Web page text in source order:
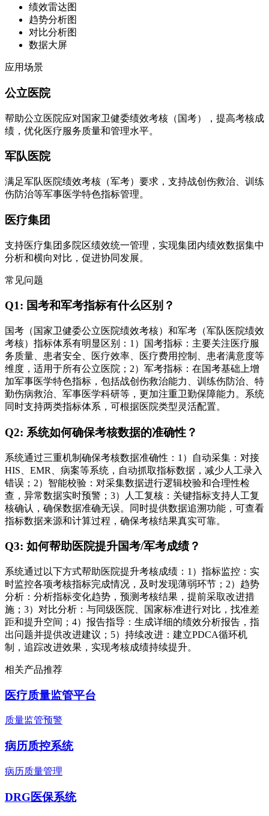
绩效雷达图
趋势分析图
对比分析图
数据大屏
应用场景
公立医院
帮助公立医院应对国家卫健委绩效考核（国考），提高考核成
绩，优化医疗服务质量和管理水平。
军队医院
满足军队医院绩效考核（军考）要求，支持战创伤救治、训练
伤防治等军事医学特色指标管理。
医疗集团
支持医疗集团多院区绩效统一管理，实现集团内绩效数据集中
分析和横向对比，促进协同发展。
常见问题
Q1: 国考和军考指标有什么区别？
国考（国家卫健委公立医院绩效考核）和军考（军队医院绩效
考核）指标体系有明显区别：1）国考指标：主要关注医疗服
务质量、患者安全、医疗效率、医疗费用控制、患者满意度等
维度，适用于所有公立医院；2）军考指标：在国考基础上增
加军事医学特色指标，包括战创伤救治能力、训练伤防治、特
勤伤病救治、军事医学科研等，更加注重卫勤保障能力。系统
同时支持两类指标体系，可根据医院类型灵活配置。
Q2: 系统如何确保考核数据的准确性？
系统通过三重机制确保考核数据准确性：1）自动采集：对接
HIS、EMR、病案等系统，自动抓取指标数据，减少人工录入
错误；2）智能校验：对采集数据进行逻辑校验和合理性检
查，异常数据实时预警；3）人工复核：关键指标支持人工复
核确认，确保数据准确无误。同时提供数据追溯功能，可查看
指标数据来源和计算过程，确保考核结果真实可靠。
Q3: 如何帮助医院提升国考/军考成绩？
系统通过以下方式帮助医院提升考核成绩：1）指标监控：实
时监控各项考核指标完成情况，及时发现薄弱环节；2）趋势
分析：分析指标变化趋势，预测考核结果，提前采取改进措
施；3）对比分析：与同级医院、国家标准进行对比，找准差
距和提升空间；4）报告指导：生成详细的绩效分析报告，指
出问题并提供改进建议；5）持续改进：建立PDCA循环机
制，追踪改进效果，实现考核成绩持续提升。
相关产品推荐
医疗质量监管平台
质量监管预警
病历质控系统
病历质量管理
DRG医保系统